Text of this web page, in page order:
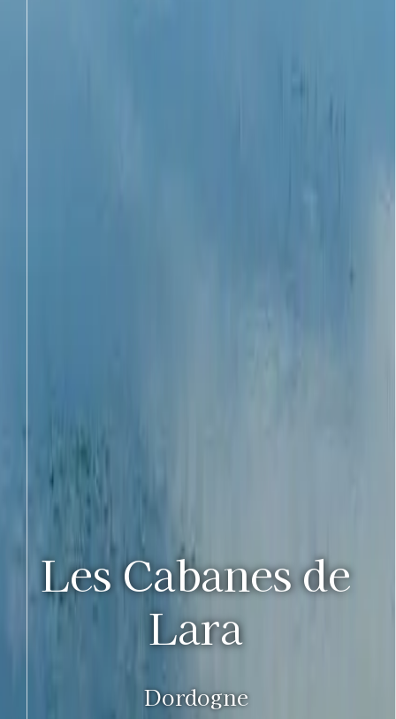
Les Cabanes de
Lara
Dordogne